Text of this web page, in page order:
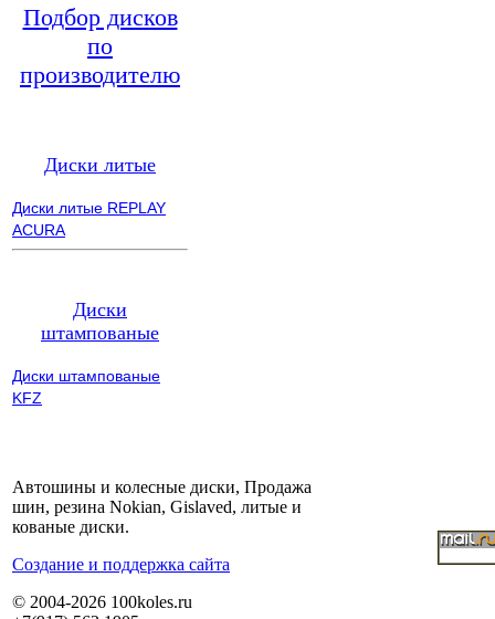
Подбор дисков
по
производителю
Диски литые
Диски литые REPLAY
ACURA
Диски
штампованые
Диски штампованые
KFZ
Автошины и колесные диски, Продажа
шин, резина Nokian, Gislaved, литые и
кованые диски.
Cоздание и поддержка сайта
© 2004-2026 100koles.ru